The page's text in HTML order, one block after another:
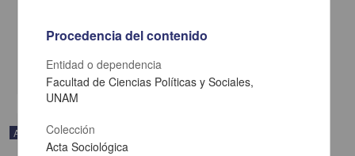
2025-01-23
Ciencias Sociales y Económicas
Artículo
Procedencia del contenido
Entidad o dependencia
Facultad de Ciencias Políticas y Sociales,
UNAM
Colección
Acta Sociológica